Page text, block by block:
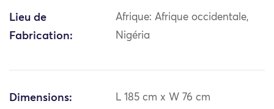
Lieu de
Fabrication:
Afrique: Afrique occidentale,
Nigéria
Dimensions: L 185 cm x W 76 cm